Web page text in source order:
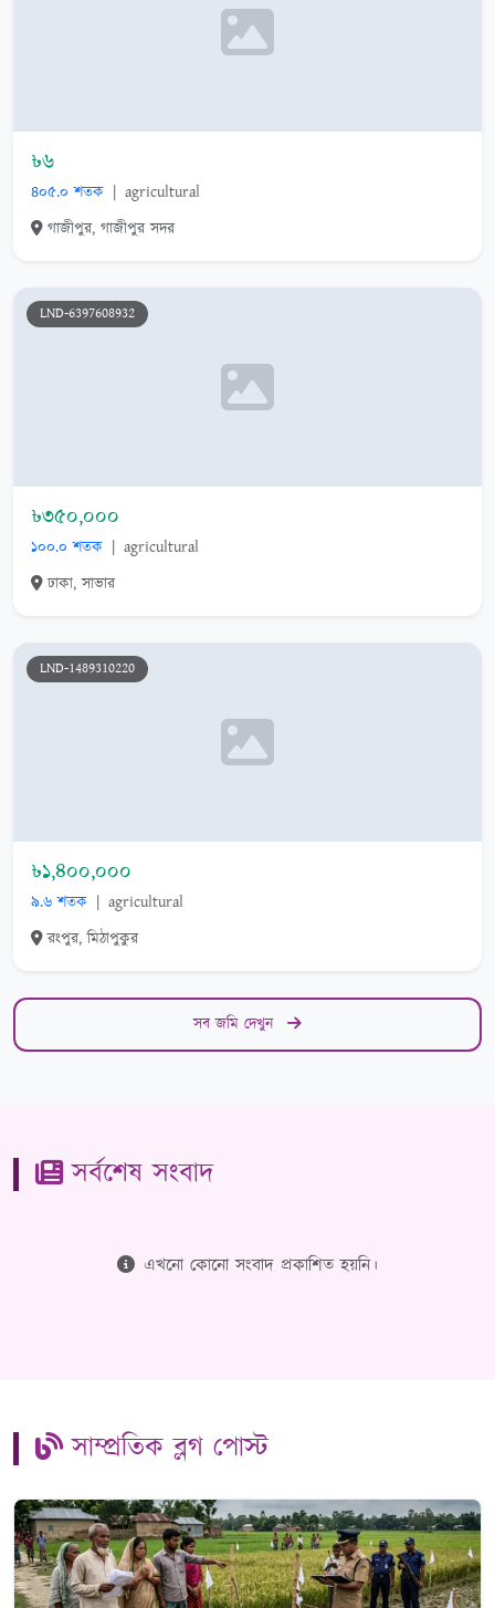
৳৬
৪০৫.০ শতক
agricultural
গাজীপুর, গাজীপুর সদর
LND-6397608932
৳৩৫০,০০০
১০০.০ শতক
agricultural
ঢাকা, সাভার
LND-1489310220
৳১,৪০০,০০০
৯.৬ শতক
agricultural
রংপুর, মিঠাপুকুর
সব জমি দেখুন
সর্বশেষ সংবাদ
এখনো কোনো সংবাদ প্রকাশিত হয়নি।
সাম্প্রতিক ব্লগ পোস্ট